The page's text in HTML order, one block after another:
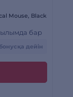
Mouse, Black
бар
дейін